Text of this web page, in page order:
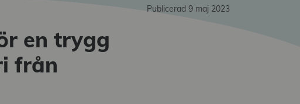
Publicerad 9 maj 2023
en trygg
från